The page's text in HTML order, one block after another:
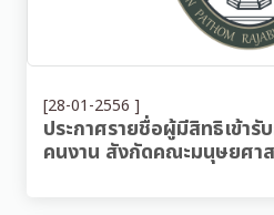
[28-01-2556 ]
ประกาศรายชื่อผู้มีสิทธิเข้า
คนงาน สังกัดคณะมนุษยศา